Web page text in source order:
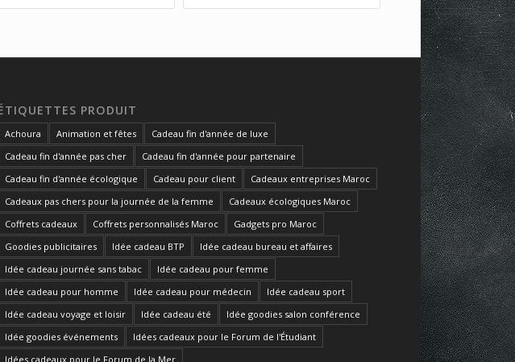
PRODUIT
Achoura Animation et fêtes
Cadeau fin d'année de luxe
Cadeau fin d'année pas cher
Cadeau fin d'année pour partenaire
Cadeau fin d'année écologique
Cadeau pour client
Cadeaux entreprises Maroc
Cadeaux pas chers pour la journée de la femme
Cadeaux écologiques Maroc
Coffrets cadeaux
Coffrets personnalisés Maroc
Gadgets pro Maroc
Goodies publicitaires
Idée cadeau BTP
Idée cadeau bureau et affaires
Idée cadeau journée sans tabac
Idée cadeau pour femme
Idée cadeau pour homme
Idée cadeau pour médecin
Idée cadeau sport
Idée cadeau voyage et loisir
Idée cadeau été
Idée goodies salon conférence
Idée goodies événements
Idées cadeaux pour le Forum de l'Étudiant
Idées cadeaux pour le Forum de la Mer